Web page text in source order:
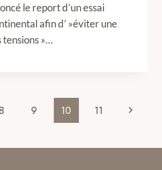
le report d’un essai
afin d’ »éviter une
»…
9 10 11
Next